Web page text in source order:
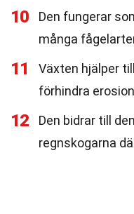
10
Den fungerar
många
11
Växten hjälper
förhindra
12
Den bidrar till
regnskogarna